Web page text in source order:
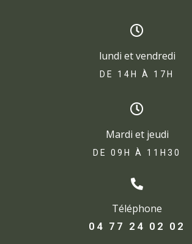
lundi et vendredi
DE 14H À 17H​
Mardi et jeudi
DE 09H À 11H30
Téléphone
04 77 24 02 02